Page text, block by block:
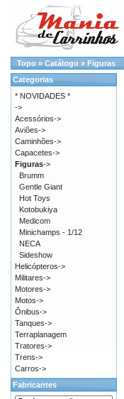
Topo » Catálogo » Figuras
Categorias
* NOVIDADES *
->
Acessórios->
Aviões->
Caminhões->
Capacetes->
Figuras->
Brumm
Gentle Giant
Hot Toys
Kotobukiya
Medicom
Minichamps - 1/12
NECA
Sideshow
Helicópteros->
Militares->
Motores->
Motos->
Ônibus->
Tanques->
Terraplanagem
Tratores->
Trens->
Carros->
Fabricantes